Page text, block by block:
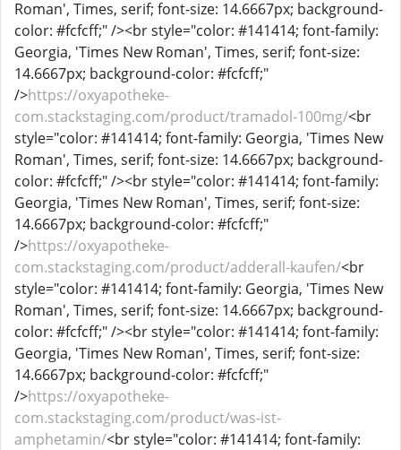
Roman', Times, serif; font-size: 14.6667px; background-
color: #fcfcff;" /><br style="color: #141414; font-family:
Georgia, 'Times New Roman', Times, serif; font-size:
14.6667px; background-color: #fcfcff;"
/>https://oxyapotheke-
com.stackstaging.com/product/tramadol-100mg/<br
style="color: #141414; font-family: Georgia, 'Times New
Roman', Times, serif; font-size: 14.6667px; background-
color: #fcfcff;" /><br style="color: #141414; font-family:
Georgia, 'Times New Roman', Times, serif; font-size:
14.6667px; background-color: #fcfcff;"
/>https://oxyapotheke-
com.stackstaging.com/product/adderall-kaufen/<br
style="color: #141414; font-family: Georgia, 'Times New
Roman', Times, serif; font-size: 14.6667px; background-
color: #fcfcff;" /><br style="color: #141414; font-family:
Georgia, 'Times New Roman', Times, serif; font-size:
14.6667px; background-color: #fcfcff;"
/>https://oxyapotheke-
com.stackstaging.com/product/was-ist-
amphetamin/<br style="color: #141414; font-family: